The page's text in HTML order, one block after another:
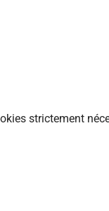
strictement